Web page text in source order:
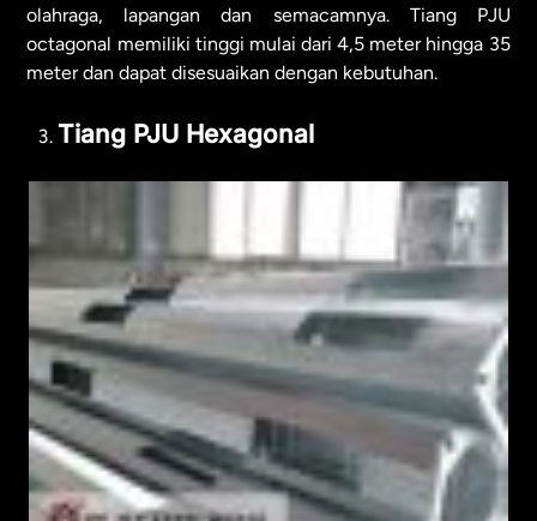
olahraga, lapangan dan semacamnya. Tiang PJU
octagonal memiliki tinggi mulai dari 4,5 meter hingga 35
meter dan dapat disesuaikan dengan kebutuhan.
Tiang PJU Hexagonal